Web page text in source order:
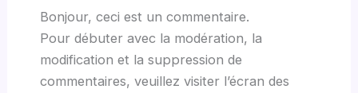
Bonjour, ceci est un commentaire.
Pour débuter avec la modération, la
modification et la suppression de
commentaires, veuillez visiter l’écran des